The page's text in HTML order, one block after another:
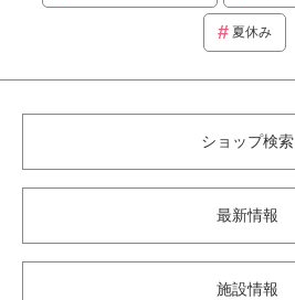
夏休み
ショップ検索
最新情報
施設情報